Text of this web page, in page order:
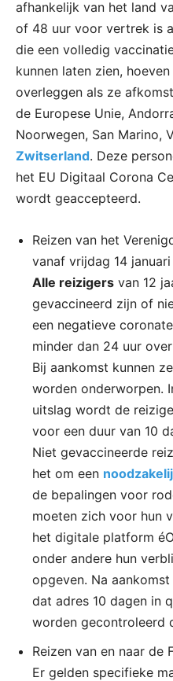
afhankelijk van het land
of 48 uur voor vertrek is
die een volledig
kunnen laten zien,
overleggen als ze
de Europese Unie,
Noorwegen, San Marino,
Zwitserland. Deze
het EU Digitaal Corona
wordt geaccepteerd.
Reizen van het
vanaf vrijdag 14
Alle reizigers van 12
gevaccineerd zijn of
een negatieve
minder dan 24 uur
Bij aankomst kunnen
worden onderworpen.
uitslag wordt de
voor een duur van 10
Niet gevaccineerde
het om een
de bepalingen voor
moeten zich voor hun
het digitale platform
onder andere hun
opgeven. Na
dat adres 10 dagen in
worden gecontroleerd
Reizen van en naar de
Er gelden specifieke